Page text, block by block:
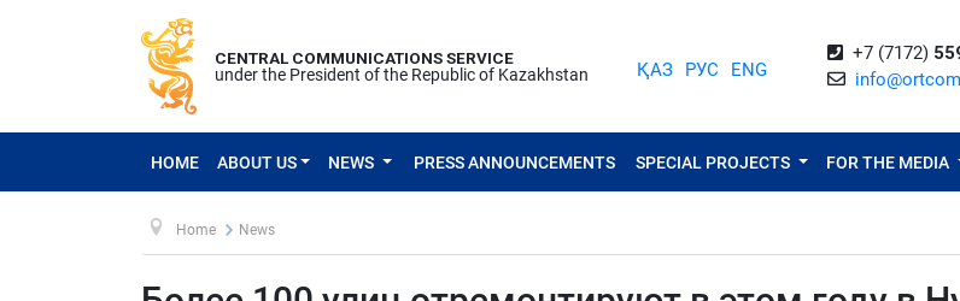
CENTRAL COMMUNICATIONS SERVICE
under the President of the Republic of Kazakhstan
ҚАЗ РУС ENG
+7 (7172)
HOME ABOUT US NEWS PRESS ANNOUNCEMENTS SPECIAL PROJECTS FOR THE MEDIA
Home News